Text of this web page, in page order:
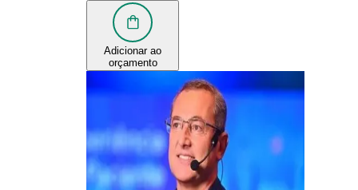
Adicionar ao
orçamento